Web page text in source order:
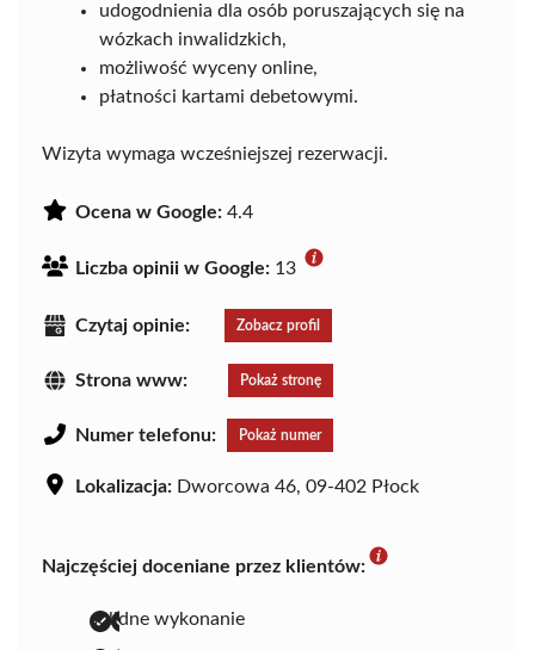
udogodnienia dla osób poruszających się na
wózkach inwalidzkich,
możliwość wyceny online,
płatności kartami debetowymi.
Wizyta wymaga wcześniejszej rezerwacji.
Ocena w Google: 4.4
Liczba opinii w Google: 13
Czytaj opinie: Zobacz profil
Strona www: Pokaż stronę
Numer telefonu: Pokaż numer
Lokalizacja: Dworcowa 46, 09-402 Płock
Najczęściej doceniane przez klientów:
solidne wykonanie